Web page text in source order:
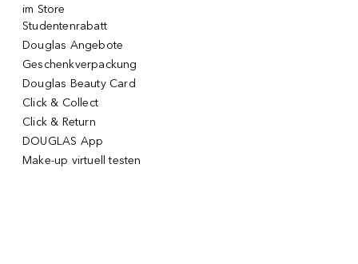
im Store
Studentenrabatt
Douglas Angebote
Geschenkverpackung
Douglas Beauty Card
Click & Collect
Click & Return
DOUGLAS App
Make-up virtuell testen